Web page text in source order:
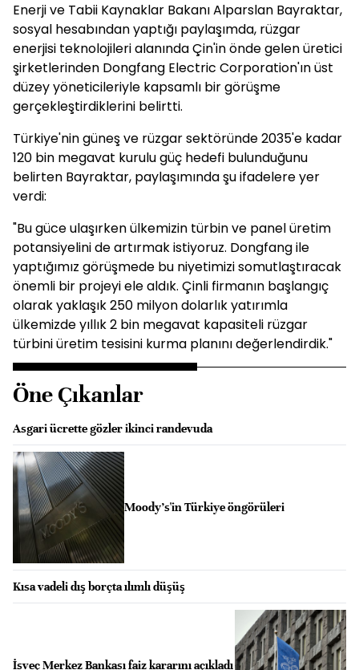
Enerji ve Tabii Kaynaklar Bakanı Alparslan Bayraktar,
sosyal hesabından yaptığı paylaşımda, rüzgar
enerjisi teknolojileri alanında Çin'in önde gelen üretici
şirketlerinden Dongfang Electric Corporation'ın üst
düzey yöneticileriyle kapsamlı bir görüşme
gerçekleştirdiklerini belirtti.
Türkiye'nin güneş ve rüzgar sektöründe 2035'e kadar
120 bin megavat kurulu güç hedefi bulunduğunu
belirten Bayraktar, paylaşımında şu ifadelere yer
verdi:
"Bu güce ulaşırken ülkemizin türbin ve panel üretim
potansiyelini de artırmak istiyoruz. Dongfang ile
yaptığımız görüşmede bu niyetimizi somutlaştıracak
önemli bir projeyi ele aldık. Çinli firmanın başlangıç
olarak yaklaşık 250 milyon dolarlık yatırımla
ülkemizde yıllık 2 bin megavat kapasiteli rüzgar
türbini üretim tesisini kurma planını değerlendirdik."
Öne Çıkanlar
Asgari ücrette gözler ikinci randevuda
Moody's'in Türkiye öngörüleri
Kısa vadeli dış borçta ılımlı düşüş
İsveç Merkez Bankası faiz kararını açıkladı